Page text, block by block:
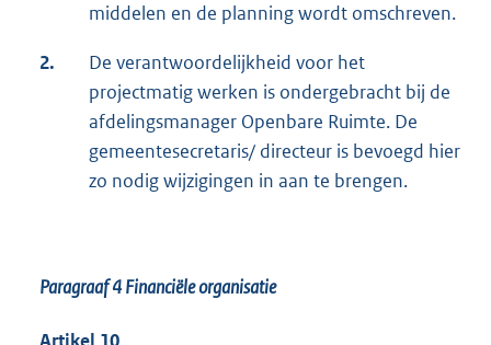
middelen en de planning wordt omschreven.
2.
De verantwoordelijkheid voor het
projectmatig werken is ondergebracht bij de
afdelingsmanager Openbare Ruimte. De
gemeentesecretaris/ directeur is bevoegd hier
zo nodig wijzigingen in aan te brengen.
Paragraaf 4 Financiële organisatie